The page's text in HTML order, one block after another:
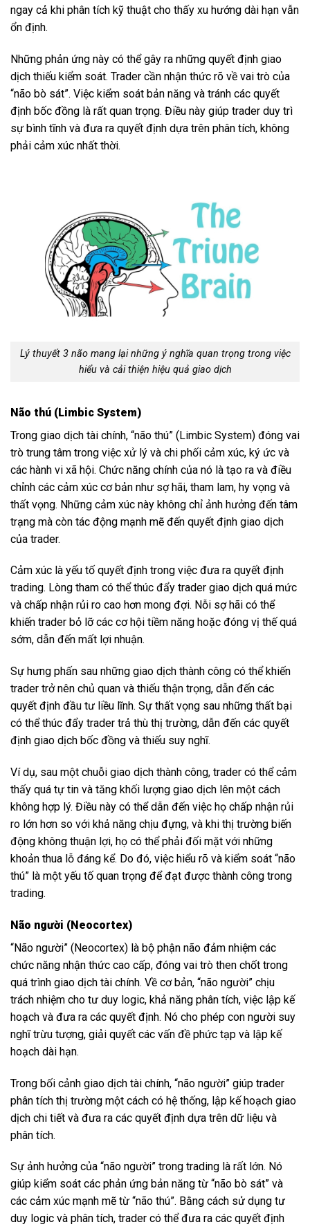
ngay cả khi phân tích kỹ thuật cho thấy xu hướng dài hạn vẫn
ổn định.
Những phản ứng này có thể gây ra những quyết định giao
dịch thiếu kiểm soát. Trader cần nhận thức rõ về vai trò của
“não bò sát”. Việc kiểm soát bản năng và tránh các quyết
định bốc đồng là rất quan trọng. Điều này giúp trader duy trì
sự bình tĩnh và đưa ra quyết định dựa trên phân tích, không
phải cảm xúc nhất thời.
Lý thuyết 3 não mang lại những ý nghĩa quan trọng trong việc
hiểu và cải thiện hiệu quả giao dịch
Não thú (Limbic System)
Trong giao dịch tài chính, “não thú” (Limbic System) đóng vai
trò trung tâm trong việc xử lý và chi phối cảm xúc, ký ức và
các hành vi xã hội. Chức năng chính của nó là tạo ra và điều
chỉnh các cảm xúc cơ bản như sợ hãi, tham lam, hy vọng và
thất vọng. Những cảm xúc này không chỉ ảnh hưởng đến tâm
trạng mà còn tác động mạnh mẽ đến quyết định giao dịch
của trader.
Cảm xúc là yếu tố quyết định trong việc đưa ra quyết định
trading. Lòng tham có thể thúc đẩy trader giao dịch quá mức
và chấp nhận rủi ro cao hơn mong đợi. Nỗi sợ hãi có thể
khiến trader bỏ lỡ các cơ hội tiềm năng hoặc đóng vị thế quá
sớm, dẫn đến mất lợi nhuận.
Sự hưng phấn sau những giao dịch thành công có thể khiến
trader trở nên chủ quan và thiếu thận trọng, dẫn đến các
quyết định đầu tư liều lĩnh. Sự thất vọng sau những thất bại
có thể thúc đẩy trader trả thù thị trường, dẫn đến các quyết
định giao dịch bốc đồng và thiếu suy nghĩ.
Ví dụ, sau một chuỗi giao dịch thành công, trader có thể cảm
thấy quá tự tin và tăng khối lượng giao dịch lên một cách
không hợp lý. Điều này có thể dẫn đến việc họ chấp nhận rủi
ro lớn hơn so với khả năng chịu đựng, và khi thị trường biến
động không thuận lợi, họ có thể phải đối mặt với những
khoản thua lỗ đáng kể. Do đó, việc hiểu rõ và kiểm soát “não
thú” là một yếu tố quan trọng để đạt được thành công trong
trading.
Não người (Neocortex)
“Não người” (Neocortex) là bộ phận não đảm nhiệm các
chức năng nhận thức cao cấp, đóng vai trò then chốt trong
quá trình giao dịch tài chính. Về cơ bản, “não người” chịu
trách nhiệm cho tư duy logic, khả năng phân tích, việc lập kế
hoạch và đưa ra các quyết định. Nó cho phép con người suy
nghĩ trừu tượng, giải quyết các vấn đề phức tạp và lập kế
hoạch dài hạn.
Trong bối cảnh giao dịch tài chính, “não người” giúp trader
phân tích thị trường một cách có hệ thống, lập kế hoạch giao
dịch chi tiết và đưa ra các quyết định dựa trên dữ liệu và
phân tích.
Sự ảnh hưởng của “não người” trong trading là rất lớn. Nó
giúp kiểm soát các phản ứng bản năng từ “não bò sát” và
các cảm xúc mạnh mẽ từ “não thú”. Bằng cách sử dụng tư
duy logic và phân tích, trader có thể đưa ra các quyết định